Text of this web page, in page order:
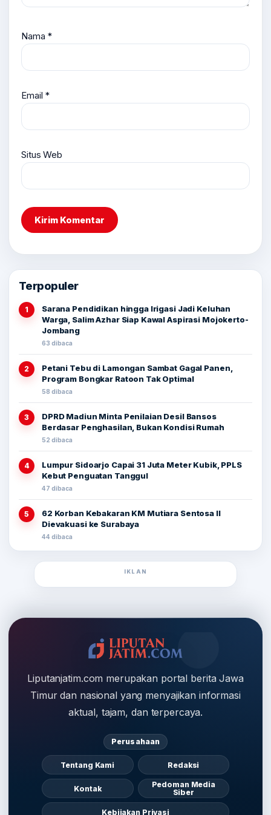
Nama *
Email *
Situs Web
Terpopuler
1
Sarana Pendidikan hingga Irigasi Jadi Keluhan
Warga, Salim Azhar Siap Kawal Aspirasi Mojokerto-
Jombang
63 dibaca
2
Petani Tebu di Lamongan Sambat Gagal Panen,
Program Bongkar Ratoon Tak Optimal
58 dibaca
3
DPRD Madiun Minta Penilaian Desil Bansos
Berdasar Penghasilan, Bukan Kondisi Rumah
52 dibaca
4
Lumpur Sidoarjo Capai 31 Juta Meter Kubik, PPLS
Kebut Penguatan Tanggul
47 dibaca
5
62 Korban Kebakaran KM Mutiara Sentosa II
Dievakuasi ke Surabaya
44 dibaca
IKLAN
Liputanjatim.com merupakan portal berita Jawa
Timur dan nasional yang menyajikan informasi
aktual, tajam, dan terpercaya.
Perusahaan
Tentang Kami Redaksi
Kontak
Pedoman Media
Siber
Kebijakan Privasi